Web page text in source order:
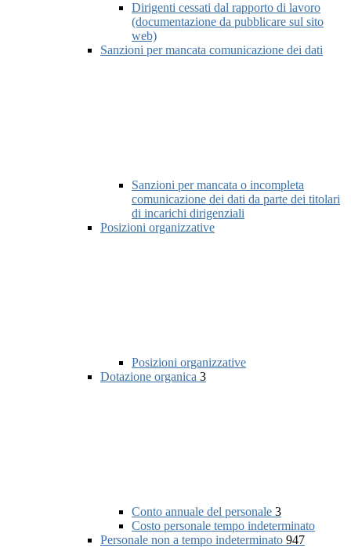
Dirigenti cessati dal rapporto di lavoro
(documentazione da pubblicare sul sito
web)
Sanzioni per mancata comunicazione dei dati
Sanzioni per mancata o incompleta
comunicazione dei dati da parte dei titolari
di incarichi dirigenziali
Posizioni organizzative
Posizioni organizzative
Dotazione organica 3
Conto annuale del personale 3
Costo personale tempo indeterminato
Personale non a tempo indeterminato 947